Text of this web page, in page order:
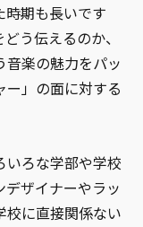
時期も長いです
う伝えるのか、
音楽の魅力をパッ
ー」の面に対する
いろな学部や学校
ザイナーやラッ
校に直接関係ない